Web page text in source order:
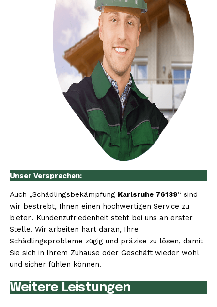
Unser Versprechen:
Auch „Schädlingsbekämpfung Karlsruhe 76139“ sind
wir bestrebt, Ihnen einen hochwertigen Service zu
bieten. Kundenzufriedenheit steht bei uns an erster
Stelle. Wir arbeiten hart daran, Ihre
Schädlingsprobleme zügig und präzise zu lösen, damit
Sie sich in Ihrem Zuhause oder Geschäft wieder wohl
und sicher fühlen können.
Weitere Leistungen